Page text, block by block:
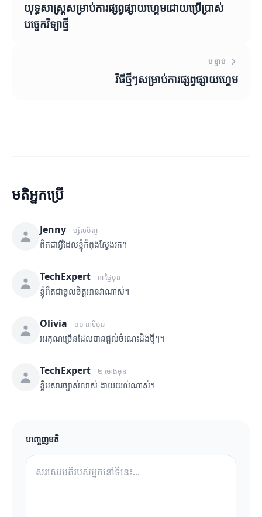
យុទ្ធសាស្ត្រសម្រាប់ការផ្សព្វផ្សាយហ្គេមដោយប្រើប្រាស់
បច្ចេកវិទ្យាថ្មី
បន្ទាប់
វិធីថ្មីៗសម្រាប់ការផ្សព្វផ្សាយហ្គេម
មតិអ្នកប្រើ
Jenny ម្សិលមិញ
ពិតជាអ្វីដែលខ្ញុំកំពុងស្វែងរក។
TechExpert ៣ ថ្ងៃមុន
ខ្ញុំពិតជាចូលចិត្តអានវាណាស់។
Olivia ១០ នាទីមុន
អរគុណច្រើនដែលបានផ្តល់ចំណេះដឹងថ្មីៗ។
TechExpert ២ ម៉ោងមុន
ខ្លឹមសារច្បាស់លាស់ ងាយយល់ណាស់។
បញ្ចេញមតិ